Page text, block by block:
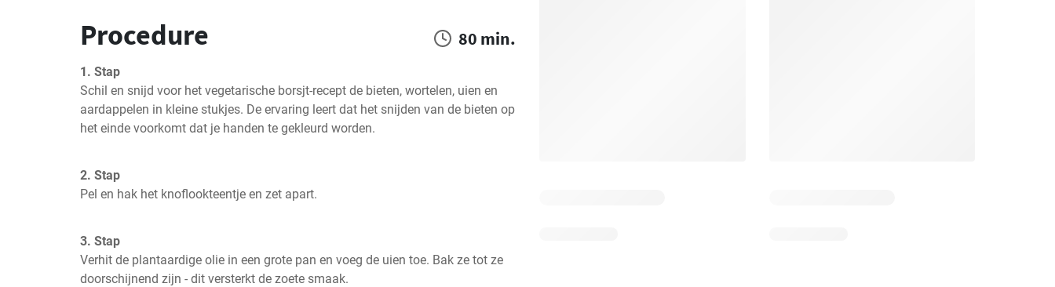
Procedure 80 min.
1. Stap
Schil en snijd voor het vegetarische borsjt-recept de bieten, wortelen, uien en
aardappelen in kleine stukjes. De ervaring leert dat het snijden van de bieten op
het einde voorkomt dat je handen te gekleurd worden.
2. Stap
Pel en hak het knoflookteentje en zet apart.
3. Stap
Verhit de plantaardige olie in een grote pan en voeg de uien toe. Bak ze tot ze
doorschijnend zijn - dit versterkt de zoete smaak.